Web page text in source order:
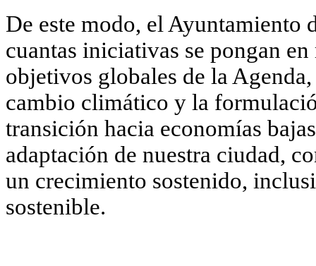
De este modo, el
cuantas iniciativas se pongan
objetivos globales de la
cambio climático y la
transición hacia economías
adaptación de nuestra ciudad,
un crecimiento sostenido,
sostenible.